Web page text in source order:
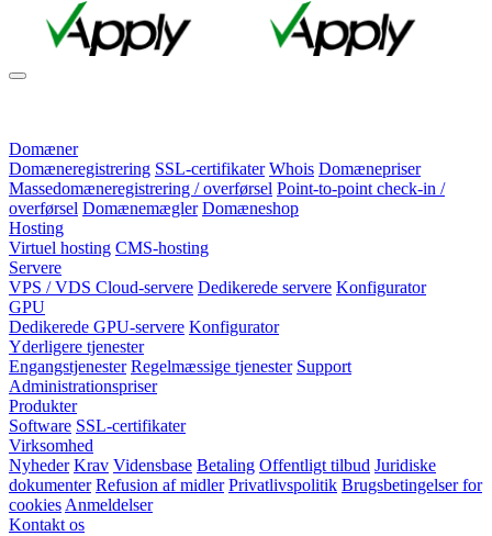
Domæner
Domæneregistrering SSL-certifikater Whois Domænepriser
Massedomæneregistrering / overførsel Point-to-point check-in /
overførsel Domænemægler Domæneshop
Hosting
Virtuel hosting CMS-hosting
Servere
VPS / VDS Cloud-servere Dedikerede servere Konfigurator
GPU
Dedikerede GPU-servere Konfigurator
Yderligere tjenester
Engangstjenester Regelmæssige tjenester Support
Administrationspriser
Produkter
Software SSL-certifikater
Virksomhed
Nyheder Krav Vidensbase Betaling Offentligt tilbud Juridiske
dokumenter Refusion af midler Privatlivspolitik Brugsbetingelser for
cookies Anmeldelser
Kontakt os